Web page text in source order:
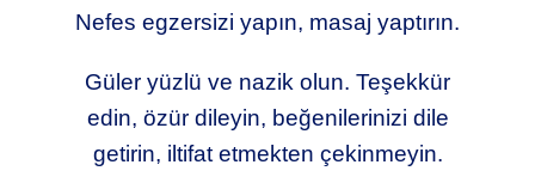
Nefes egzersizi yapın, masaj yaptırın.
Güler yüzlü ve nazik olun. Teşekkür
edin, özür dileyin, beğenilerinizi dile
getirin, iltifat etmekten çekinmeyin.